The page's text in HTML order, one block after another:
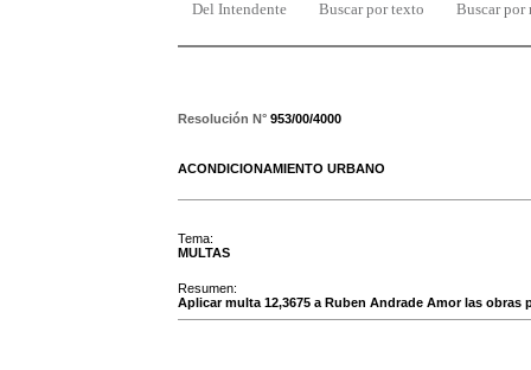
Del Intendente Buscar por texto Buscar por
Resolución N° 953/00/4000
ACONDICIONAMIENTO URBANO
Tema:
MULTAS
Resumen:
Aplicar multa 12,3675 a Ruben Andrade Amor las obras